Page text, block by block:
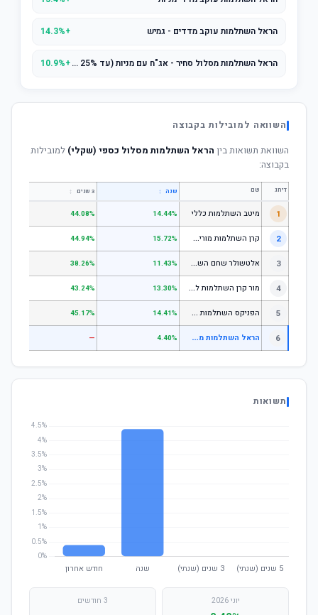
הראל השתלמות עוקב מדדים - גמיש +14.3%
הראל השתלמות מסלול סחיר - אג"ח עם מניות (עד 25% מניות)+10.9%
השוואה למובילות בקבוצה
השוואת תשואות בין הראל השתלמות מסלול כספי (שקלי) למובילות
בקבוצה:
דירוג שם שנה ↕ 3 שנים ↕
1 מיטב השתלמות כללי 14.44%
44.08%
2 ק
רן השתלמות מורים וגננות המסלול הרגיל - מסלול כללי 15.72%
44.94%
3 א
לטשולר שחם השתלמות כללי 11.43%
38.26%
4 מ
ור קרן השתלמות לשכירים ולעצמאים - כללי 13.30%
43.24%
5 ה
פניקס השתלמות כללי 14.41%
45.17%
6 ה
ראל השתלמות מסלול כספי (שקלי) 4.40%
—
תשואות
יוני 2026 3 חודשים